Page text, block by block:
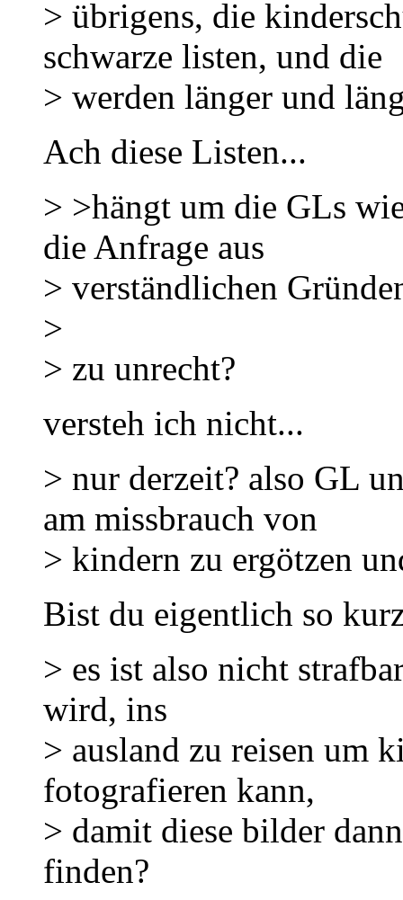
> übrigens, die
schwarze listen, und die
> werden länger und
Ach diese Listen...
> >hängt um die GLs
die Anfrage aus
> verständlichen
>
> zu unrecht?
versteh ich nicht...
> nur derzeit? also GL
am missbrauch von
> kindern zu ergötzen
Bist du eigentlich so
> es ist also nicht
wird, ins
> ausland zu reisen um
fotografieren kann,
> damit diese bilder
finden?